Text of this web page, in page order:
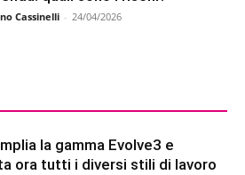
Cassinelli - 24/04/2026
la gamma Evolve3 e
ora tutti i diversi stili di lavoro